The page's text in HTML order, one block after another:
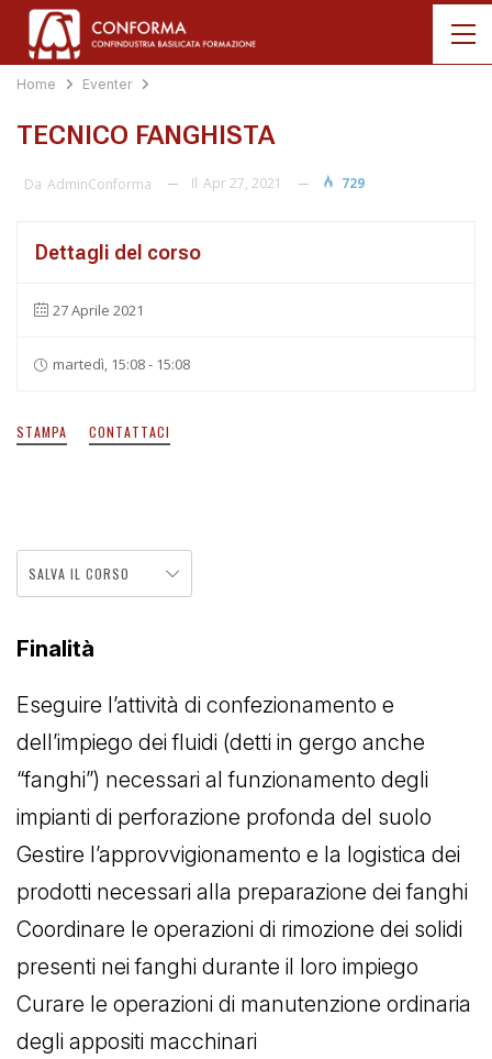
Home Eventer
TECNICO FANGHISTA
Da AdminConforma Il Apr 27, 2021 729
Dettagli del corso
27 Aprile 2021
martedì, 15:08 - 15:08
STAMPA CONTATTACI
SALVA IL CORSO
Finalità
Eseguire l’attività di confezionamento e
dell’impiego dei fluidi (detti in gergo anche
“fanghi”) necessari al funzionamento degli
impianti di perforazione profonda del suolo
Gestire l’approvvigionamento e la logistica dei
prodotti necessari alla preparazione dei fanghi
Coordinare le operazioni di rimozione dei solidi
presenti nei fanghi durante il loro impiego
Curare le operazioni di manutenzione ordinaria
degli appositi macchinari